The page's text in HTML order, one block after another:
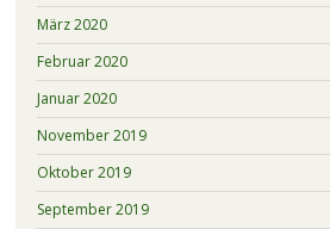
März 2020
Februar 2020
Januar 2020
November 2019
Oktober 2019
September 2019